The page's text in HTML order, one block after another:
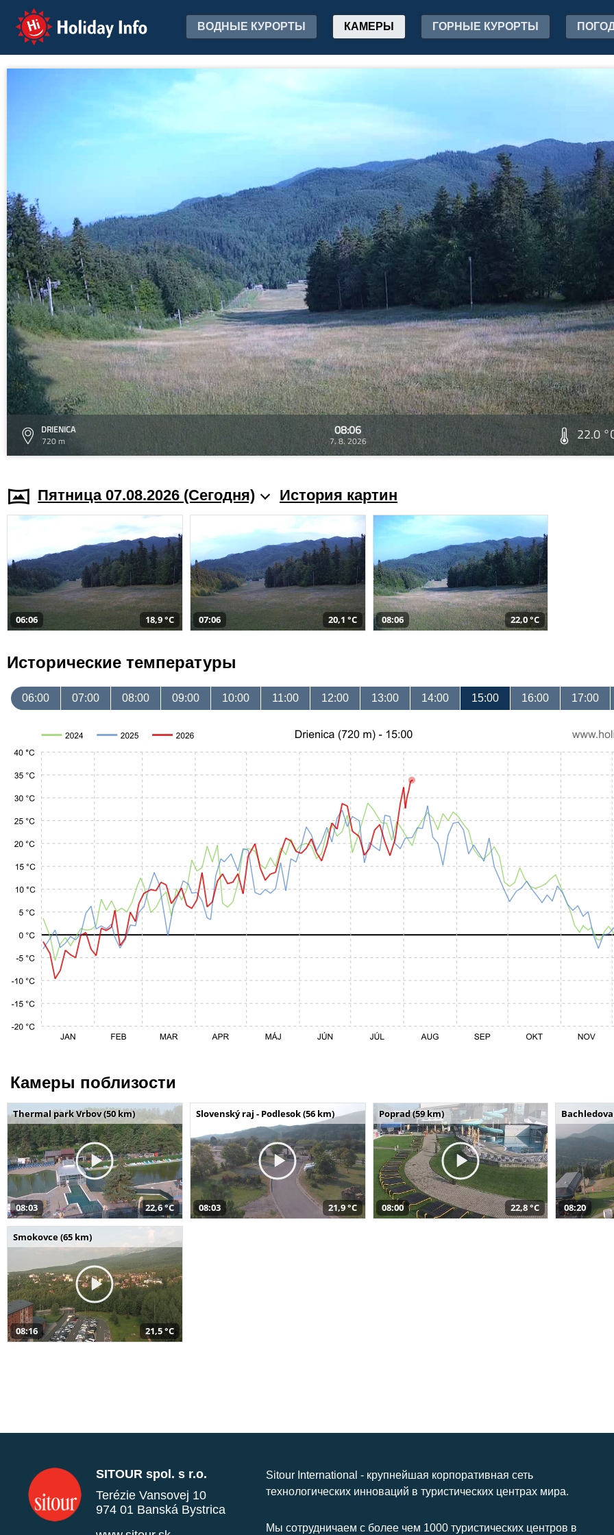
Holiday Info ВОДНЫЕ КУРОРТЫ КАМЕРЫ ГОРНЫЕ КУРОРТЫ
DRIENICA
720 m
08:06
7. 8. 2026 22.0
Пятница 07.08.2026 (Cегодня) История картин
06:06 18,9 °C 07:06 20,1 °C 08:06 22,0 °C
Исторические температуры
06:00 07:00 08:00 09:00 10:00 11:00 12:00 13:00 14:00 15:00 16:00 17:00
Камеры поблизости
Thermal park Vrbov (50 km)
08:03 22,6 °C
Slovenský raj - Podlesok (56 km)
08:03 21,9 °C
Poprad (59 km)
08:00 22,8 °C 08:20
Smokovce (65 km)
08:16 21,5 °C
SITOUR spol. s r.o.
Terézie Vansovej 10
974 01 Banská Bystrica
Sitour International - крупнейшая корпоративная сеть
технологических инноваций в туристических центрах мира.
Мы сотрудничаем с более чем 1000 туристических центров в